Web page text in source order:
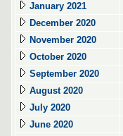
January 2021
December 2020
November 2020
October 2020
September 2020
August 2020
July 2020
June 2020